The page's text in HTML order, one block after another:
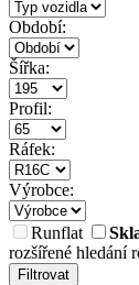
Období:
Šířka:
Profil:
Ráfek:
Výrobce:
Runflat
rozšířené hledání
Filtrovat